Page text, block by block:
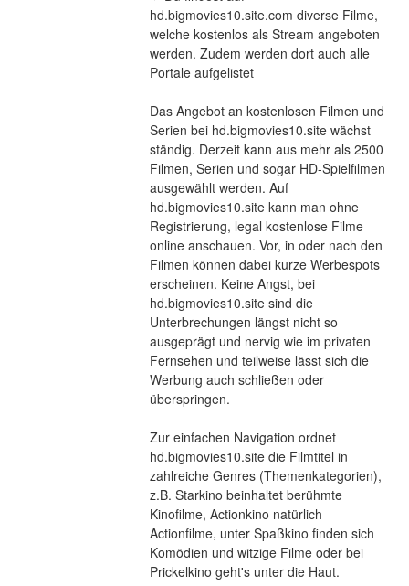
hd.bigmovies10.site.com diverse Filme,
welche kostenlos als Stream angeboten
werden. Zudem werden dort auch alle
Portale aufgelistet
Das Angebot an kostenlosen Filmen und
Serien bei hd.bigmovies10.site wächst
ständig. Derzeit kann aus mehr als 2500
Filmen, Serien und sogar HD-Spielfilmen
ausgewählt werden. Auf
hd.bigmovies10.site kann man ohne
Registrierung, legal kostenlose Filme
online anschauen. Vor, in oder nach den
Filmen können dabei kurze Werbespots
erscheinen. Keine Angst, bei
hd.bigmovies10.site sind die
Unterbrechungen längst nicht so
ausgeprägt und nervig wie im privaten
Fernsehen und teilweise lässt sich die
Werbung auch schließen oder
überspringen.
Zur einfachen Navigation ordnet
hd.bigmovies10.site die Filmtitel in
zahlreiche Genres (Themenkategorien),
z.B. Starkino beinhaltet berühmte
Kinofilme, Actionkino natürlich
Actionfilme, unter Spaßkino finden sich
Komödien und witzige Filme oder bei
Prickelkino geht's unter die Haut.